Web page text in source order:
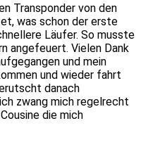
Transponder von den
was schon der erste
Läufer. So musste
angefeuert. Vielen Dank
und mein
und wieder fahrt
danach
zwang mich regelrecht
die mich